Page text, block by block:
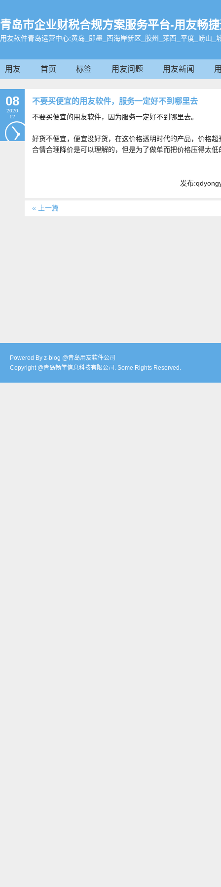
青岛市企业财税合规方案服务平台-用友畅
用友软件青岛运营中心:黄岛_即墨_西海岸新区_胶州_莱西_平度_崂山_
用友 首页 标签 用友问题 用友新闻
08
2020
12
不要买便宜的用友软件，服务一定好不到哪里去
不要买便宜的用友软件，因为服务一定好不到哪里去。
好货不便宜，便宜没好货，在这价格透明时代的产品，价格
合情合理降价是可以理解的，但是为了做单而把价格压得太
发布
« 上一篇
Powered By z-blog @青岛用友软件公司
Copyright @青岛畅学信息科技有限公司. Some Rights Reserved.